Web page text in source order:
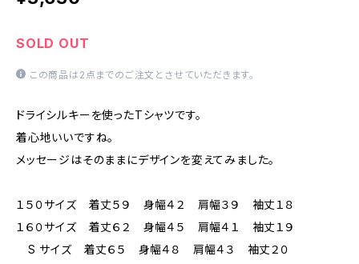
SOLD OUT
この商品は2点までのご注文とさせていただきます。
ドライシルキーを使ったTシャツです。
着心地いいですね。
メッセージはそのままにデザインを変えてみました。
１５０サイズ 着丈５９ 身幅４２ 肩幅３９ 袖丈１８
１６０サイズ 着丈６２ 身幅４５ 肩幅４１ 袖丈１９
S サイズ 着丈６５ 身幅４８ 肩幅４３ 袖丈２０